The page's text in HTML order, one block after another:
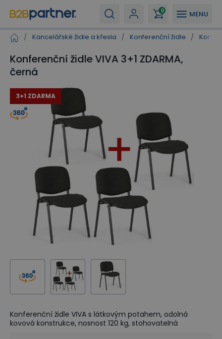
MENU
0
/ Kancelářské židle a křesla / Konferenční židle /
Konferenční židle VIVA 3+1 ZDARMA,
černá
3+1 ZDARMA
Konferenční židle VIVA s látkovým potahem, odolná
kovová konstrukce, nosnost 120 kg, stohovatelná